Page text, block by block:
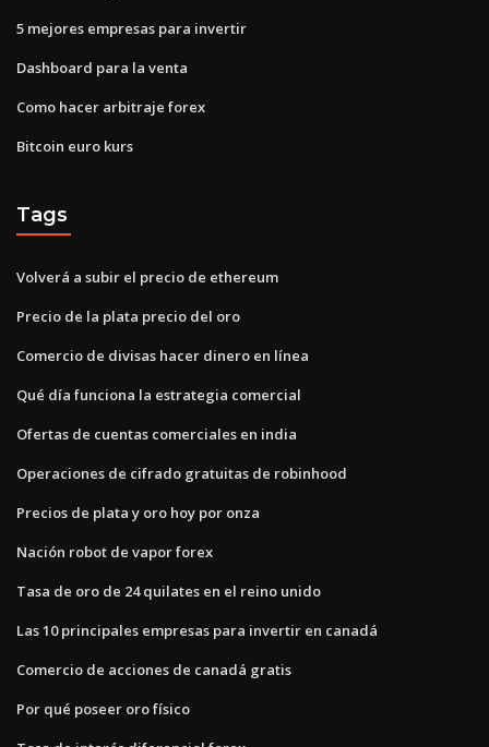
5 mejores empresas para invertir
Dashboard para la venta
Como hacer arbitraje forex
Bitcoin euro kurs
Tags
Volverá a subir el precio de ethereum
Precio de la plata precio del oro
Comercio de divisas hacer dinero en línea
Qué día funciona la estrategia comercial
Ofertas de cuentas comerciales en india
Operaciones de cifrado gratuitas de robinhood
Precios de plata y oro hoy por onza
Nación robot de vapor forex
Tasa de oro de 24 quilates en el reino unido
Las 10 principales empresas para invertir en canadá
Comercio de acciones de canadá gratis
Por qué poseer oro físico